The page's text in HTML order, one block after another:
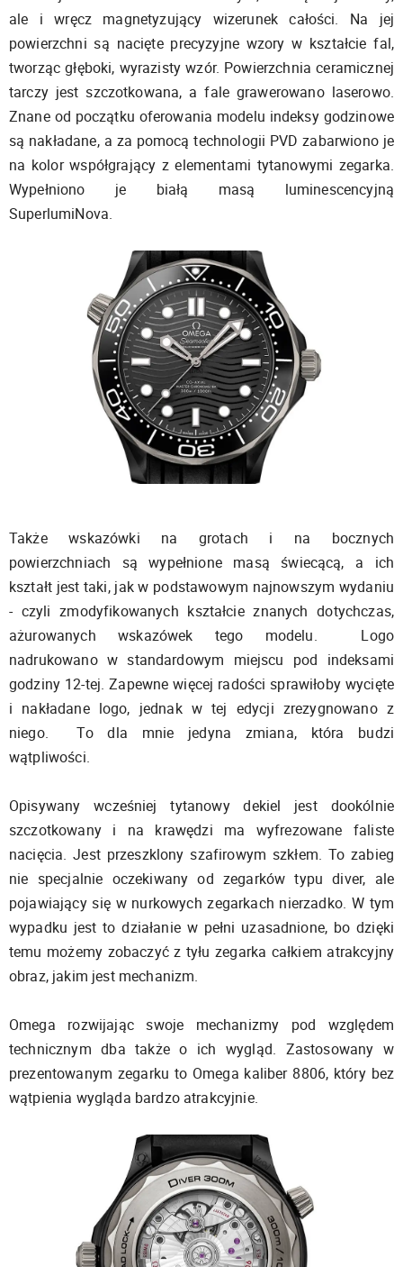
ale i wręcz magnetyzujący wizerunek całości. Na jej
powierzchni są nacięte precyzyjne wzory w kształcie fal,
tworząc głęboki, wyrazisty wzór. Powierzchnia ceramicznej
tarczy jest szczotkowana, a fale grawerowano laserowo.
Znane od początku oferowania modelu indeksy godzinowe
są nakładane, a za pomocą technologii PVD zabarwiono je
na kolor współgrający z elementami tytanowymi zegarka.
Wypełniono je białą masą luminescencyjną
SuperlumiNova.
Także wskazówki na grotach i na bocznych
powierzchniach są wypełnione masą świecącą, a ich
kształt jest taki, jak w podstawowym najnowszym wydaniu
- czyli zmodyfikowanych kształcie znanych dotychczas,
ażurowanych wskazówek tego modelu. Logo
nadrukowano w standardowym miejscu pod indeksami
godziny 12-tej. Zapewne więcej radości sprawiłoby wycięte
i nakładane logo, jednak w tej edycji zrezygnowano z
niego. To dla mnie jedyna zmiana, która budzi
wątpliwości.
Opisywany wcześniej tytanowy dekiel jest dookólnie
szczotkowany i na krawędzi ma wyfrezowane faliste
nacięcia. Jest przeszklony szafirowym szkłem. To zabieg
nie specjalnie oczekiwany od zegarków typu diver, ale
pojawiający się w nurkowych zegarkach nierzadko. W tym
wypadku jest to działanie w pełni uzasadnione, bo dzięki
temu możemy zobaczyć z tyłu zegarka całkiem atrakcyjny
obraz, jakim jest mechanizm.
Omega rozwijając swoje mechanizmy pod względem
technicznym dba także o ich wygląd. Zastosowany w
prezentowanym zegarku to Omega kaliber 8806, który bez
wątpienia wygląda bardzo atrakcyjnie.